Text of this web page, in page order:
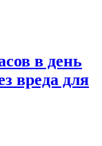
в день
вреда для